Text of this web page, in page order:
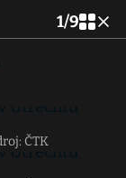
1/9
ČTK